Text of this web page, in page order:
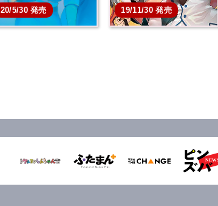
20/5/30 発売 19/11/30 発売